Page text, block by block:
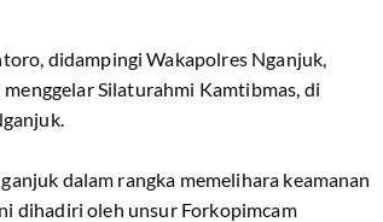
didampingi Wakapolres Nganjuk,
Silaturahmi Kamtibmas, di
dalam rangka memelihara keamanan
dihadiri oleh unsur Forkopimcam